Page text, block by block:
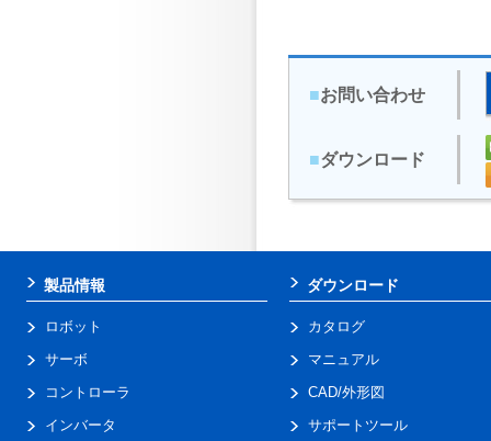
■お問い合わせ
■ダウンロード
製品情報
ロボット
サーボ
コントローラ
インバータ
ダウンロード
カタログ
マニュアル
CAD/外形図
サポートツール